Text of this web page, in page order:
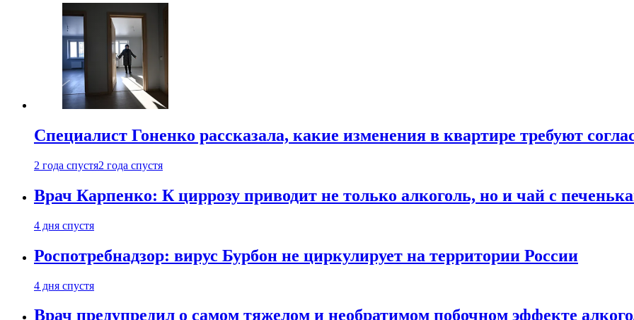
Специалист Гоненко рассказала, какие изменения в квартире требуют
2 года спустя2 года спустя
Врач Карпенко: К циррозу приводит не только алкоголь, но и чай с
4 дня спустя
Роспотребнадзор: вирус Бурбон не циркулирует на территории России
4 дня спустя
Врач предупредил о самом тяжелом и необратимом побочном эффекте